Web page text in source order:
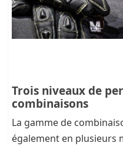
Trois niveaux de
combinaisons
La gamme de
également en plusieurs